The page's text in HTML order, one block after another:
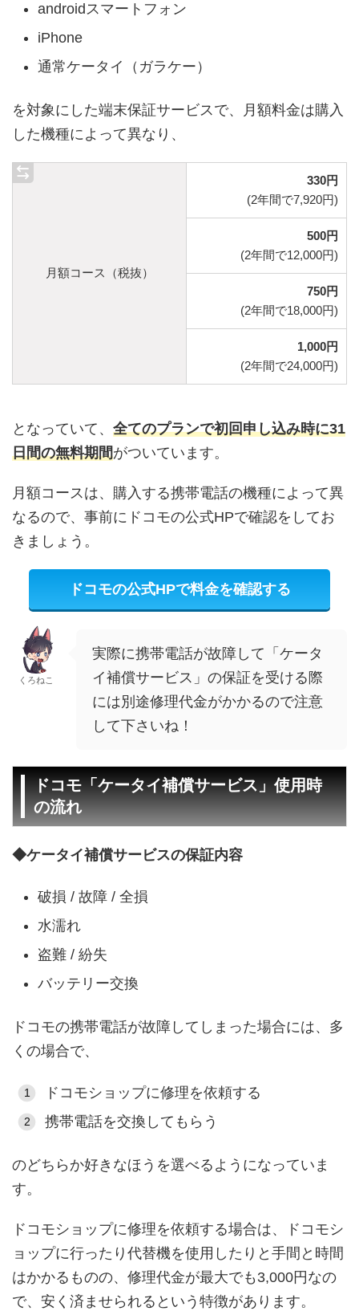
androidスマートフォン
iPhone
通常ケータイ（ガラケー）
を対象にした端末保証サービスで、月額料金は購入
した機種によって異なり、
月額コース（税抜）
330円
(2年間で7,920円)
500円
(2年間で12,000円)
750円
(2年間で18,000円)
1,000円
(2年間で24,000円)
となっていて、 全てのプランで初回申し込み時に31
日間の無料期間がついています。
月額コースは、購入する携帯電話の機種によって異
なるので、事前にドコモの公式HPで確認をしてお
きましょう。
ドコモの公式HPで料金を確認する
くろねこ
実際に携帯電話が故障して「ケータ
イ補償サービス」の保証を受ける際
には別途修理代金がかかるので注意
して下さいね！
ドコモ「ケータイ補償サービス」使用時
の流れ
◆ケータイ補償サービスの保証内容
破損 / 故障 / 全損
水濡れ
盗難 / 紛失
バッテリー交換
ドコモの携帯電話が故障してしまった場合には、多
くの場合で、
ドコモショップに修理を依頼する
携帯電話を交換してもらう
のどちらか好きなほうを選べるようになっていま
す。
ドコモショップに修理を依頼する場合は、ドコモシ
ョップに行ったり代替機を使用したりと手間と時間
はかかるものの、修理代金が最大でも3,000円なの
で、安く済ませられるという特徴があります。